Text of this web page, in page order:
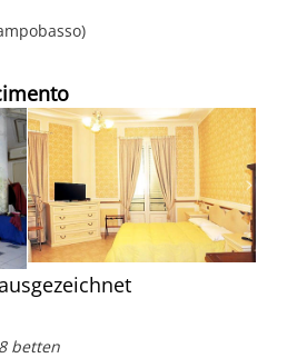
betten